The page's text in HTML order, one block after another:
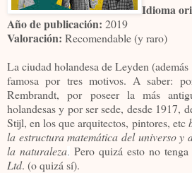
Idioma
Año de publicación: 2019
Valoración: Recomendable (y raro)
La ciudad holandesa de Leyden
famosa por tres motivos. A saber:
Rembrandt, por poseer la más
holandesas y por ser sede, desde 1917,
Stijl, en los que arquitectos, pintores, etc
la estructura matemática del universo y
la naturaleza Pero quizá esto no
Ltd. (o quizá sí).